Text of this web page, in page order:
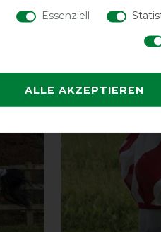
Essenziell
ALLE AKZEPTIEREN